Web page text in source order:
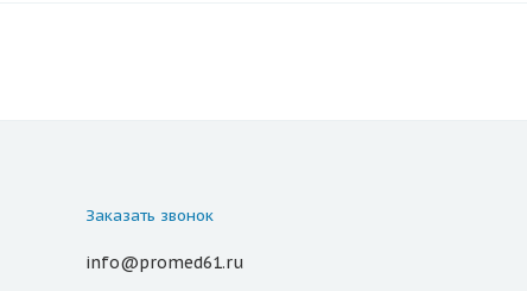
Заказать звонок
info@promed61.ru